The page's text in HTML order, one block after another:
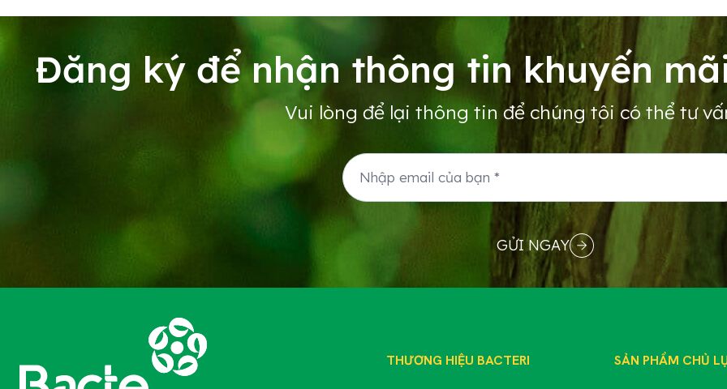
Đăng ký để nhận thông tin khuyến
Vui lòng để lại thông tin để chúng tôi có thể tư
GỬI NGAY
THƯƠNG HIỆU BACTERI SẢN PHẨM CHỦ